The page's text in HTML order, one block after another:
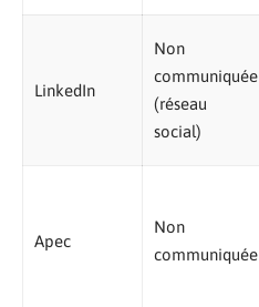
LinkedIn
Non
communiquée
(réseau
social)
Apec
Non
communiquée